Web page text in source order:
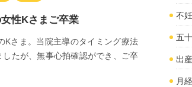
性Kさまご卒業
Kさま。当院主導のタイミング療法
したが、無事心拍確認ができ、ご卒
不
五
出
月